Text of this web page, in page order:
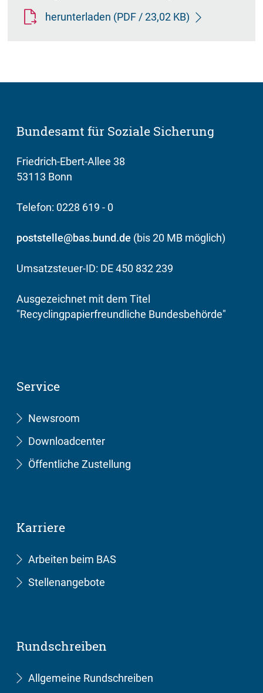
herunterladen (PDF / 23,02 KB)
Bundesamt für Soziale Sicherung
Friedrich-Ebert-Allee 38
53113 Bonn
Telefon: 0228 619 - 0
poststelle@bas.bund.de (bis 20 MB möglich)
Umsatzsteuer-ID: DE 450 832 239
Ausgezeichnet mit dem Titel
"Recyclingpapierfreundliche Bundesbehörde"
Service
Newsroom
Downloadcenter
Öffentliche Zustellung
Karriere
Arbeiten beim BAS
Stellenangebote
Rundschreiben
Allgemeine Rundschreiben